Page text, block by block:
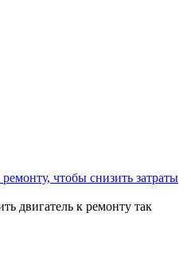
чтобы снизить затраты
двигатель к ремонту так